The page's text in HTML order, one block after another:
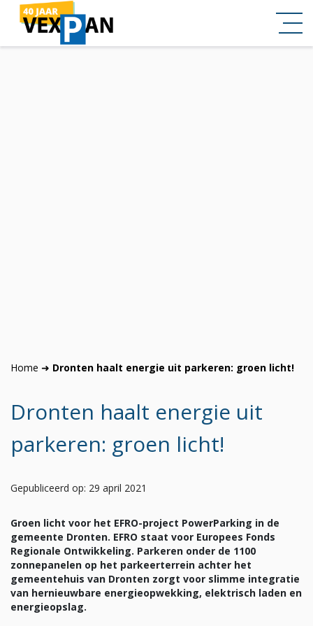
Home ➜ Dronten haalt energie uit parkeren: groen licht!
Dronten haalt energie uit
parkeren: groen licht!
Gepubliceerd op: 29 april 2021
Groen licht voor het EFRO-project PowerParking in de
gemeente Dronten. EFRO staat voor Europees Fonds
Regionale Ontwikkeling. Parkeren onder de 1100
zonnepanelen op het parkeerterrein achter het
gemeentehuis van Dronten zorgt voor slimme integratie
van hernieuwbare energieopwekking, elektrisch laden en
energieopslag.